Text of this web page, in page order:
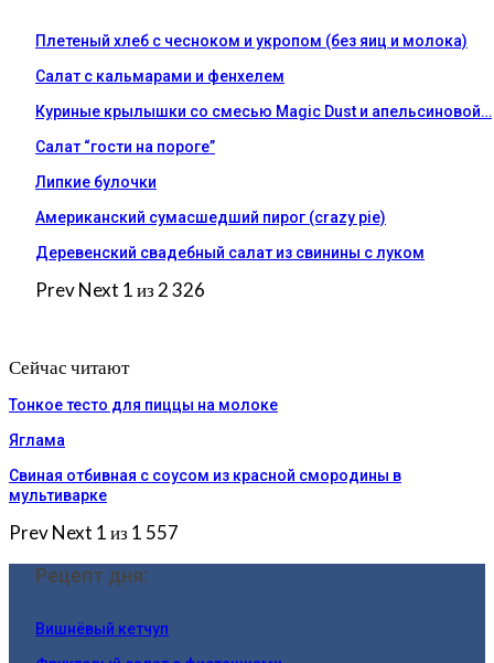
Плетеный хлеб с чесноком и укропом (без яиц и молока)
Салат с кальмарами и фенхелем
Куриные крылышки со смесью Magic Dust и апельсиновой…
Салат “гости на пороге”
Липкие булочки
Американский сумасшедший пирог (crazy pie)
Деревенский свадебный салат из свинины с луком
PrevNext 1 из 2 326
Сейчас читают
Тонкое тесто для пиццы на молоке
Яглама
Свиная отбивная с соусом из красной смородины в
мультиварке
PrevNext 1 из 1 557
Рецепт дня:
Вишнёвый кетчуп